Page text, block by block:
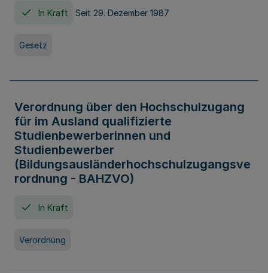
In Kraft Seit 29. Dezember 1987
Gesetz
Verordnung über den Hochschulzugang
für im Ausland qualifizierte
Studienbewerberinnen und
Studienbewerber
(Bildungsausländerhochschulzugangsve
rordnung - BAHZVO)
In Kraft
Verordnung